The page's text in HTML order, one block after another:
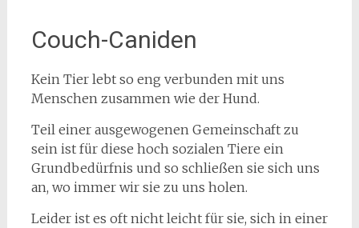
Couch-Caniden
Kein Tier lebt so eng verbunden mit uns
Menschen zusammen wie der Hund.
Teil einer ausgewogenen Gemeinschaft zu
sein ist für diese hoch sozialen Tiere ein
Grundbedürfnis und so schließen sie sich uns
an, wo immer wir sie zu uns holen.
Leider ist es oft nicht leicht für sie, sich in einer